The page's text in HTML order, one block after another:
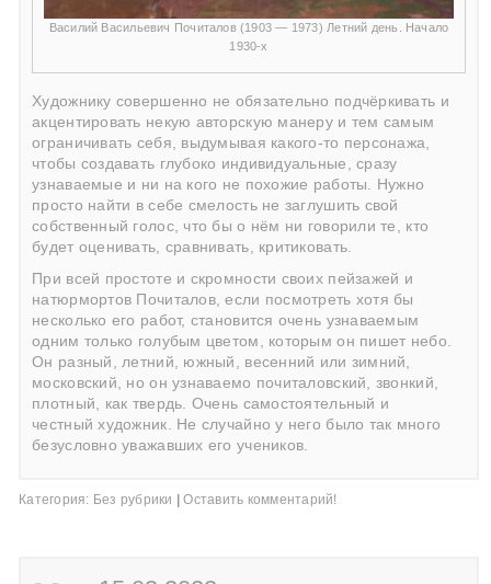
Василий Васильевич Почиталов (1903 — 1973) Летний день. Начало
1930-х
Художнику совершенно не обязательно подчёркивать и
акцентировать некую авторскую манеру и тем самым
ограничивать себя, выдумывая какого-то персонажа,
чтобы создавать глубоко индивидуальные, сразу
узнаваемые и ни на кого не похожие работы. Нужно
просто найти в себе смелость не заглушить свой
собственный голос, что бы о нём ни говорили те, кто
будет оценивать, сравнивать, критиковать.
При всей простоте и скромности своих пейзажей и
натюрмортов Почиталов, если посмотреть хотя бы
несколько его работ, становится очень узнаваемым
одним только голубым цветом, которым он пишет небо.
Он разный, летний, южный, весенний или зимний,
московский, но он узнаваемо почиталовский, звонкий,
плотный, как твердь. Очень самостоятельный и
честный художник. Не случайно у него было так много
безусловно уважавших его учеников.
Категория: Без рубрики | Оставить комментарий!